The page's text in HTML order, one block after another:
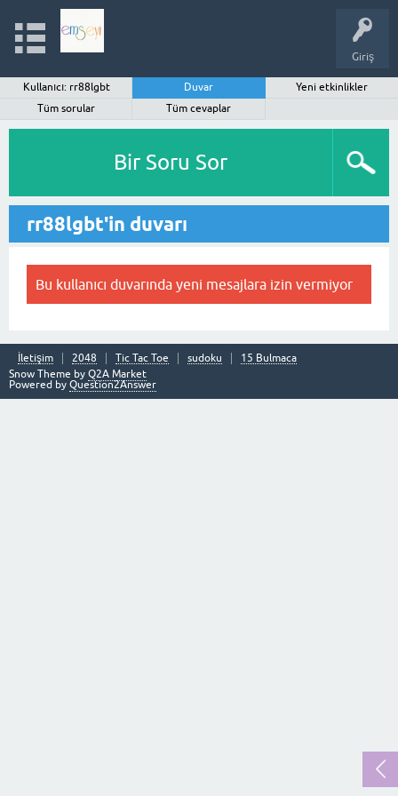
Giriş
Kullanıcı: rr88lgbt Duvar
Yeni etkinlikler
Tüm sorular
Tüm cevaplar
Bir Soru Sor
rr88lgbt'in duvarı
Bu kullanıcı duvarında yeni mesajlara izin vermiyor
İletişim 2048 Tic Tac Toe sudoku
15 Bulmaca
Snow Theme by Q2A Market
Powered by Question2Answer